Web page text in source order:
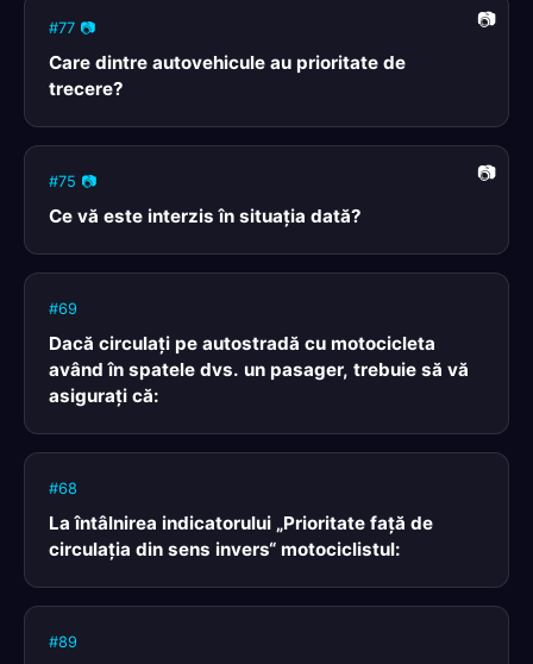
#77 📷
Care dintre autovehicule au prioritate de
trecere?
#75 📷
Ce vă este interzis în situaţia dată?
#69
Dacă circulaţi pe autostradă cu motocicleta
având în spatele dvs. un pasager, trebuie să vă
asiguraţi că:
#68
La întâlnirea indicatorului „Prioritate faţă de
circulaţia din sens invers“ motociclistul:
#89